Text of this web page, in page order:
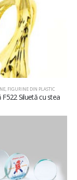
, FIGURINE DIN PLASTIC
F522 Siluetă cu stea